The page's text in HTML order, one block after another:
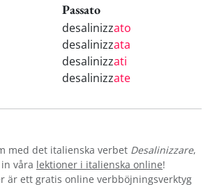
Passato
desalinizzato
desalinizzata
desalinizzati
desalinizzate
med det italienska verbet Desalinizzare,
våra lektioner i italienska online!
är ett gratis online verbböjningsverktyg